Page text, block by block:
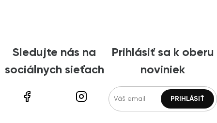
Sledujte nás na
sociálnych sieťach
Prihlásiť sa k oberu
noviniek